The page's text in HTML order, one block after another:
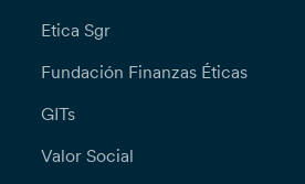
Etica Sgr
Fundación Finanzas Éticas
GITs
Valor Social